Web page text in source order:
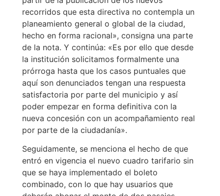
recorridos que esta directiva no contempla un
planeamiento general o global de la ciudad,
hecho en forma racional», consigna una parte
de la nota. Y continúa: «Es por ello que desde
la institución solicitamos formalmente una
prórroga hasta que los casos puntuales que
aquí son denunciados tengan una respuesta
satisfactoria por parte del municipio y así
poder empezar en forma definitiva con la
nueva concesión con un acompañamiento real
por parte de la ciudadanía».
Seguidamente, se menciona el hecho de que
entró en vigencia el nuevo cuadro tarifario sin
que se haya implementado el boleto
combinado, con lo que hay usuarios que